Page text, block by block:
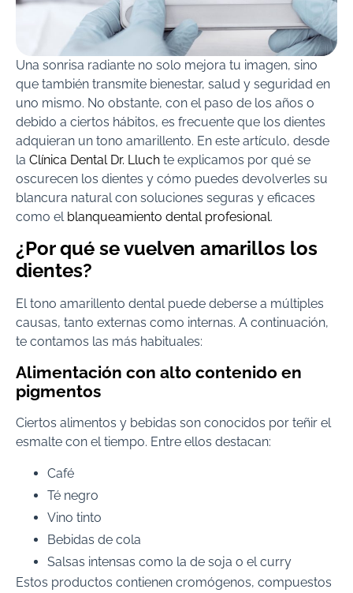
Una sonrisa radiante no solo mejora tu imagen, sino
que también transmite bienestar, salud y seguridad en
uno mismo. No obstante, con el paso de los años o
debido a ciertos hábitos, es frecuente que los dientes
adquieran un tono amarillento. En este artículo, desde
la Clínica Dental Dr. Lluch te explicamos por qué se
oscurecen los dientes y cómo puedes devolverles su
blancura natural con soluciones seguras y eficaces
como el blanqueamiento dental profesional.
¿Por qué se vuelven amarillos los
dientes?
El tono amarillento dental puede deberse a múltiples
causas, tanto externas como internas. A continuación,
te contamos las más habituales:
Alimentación con alto contenido en
pigmentos
Ciertos alimentos y bebidas son conocidos por teñir el
esmalte con el tiempo. Entre ellos destacan:
Café
Té negro
Vino tinto
Bebidas de cola
Salsas intensas como la de soja o el curry
Estos productos contienen cromógenos, compuestos